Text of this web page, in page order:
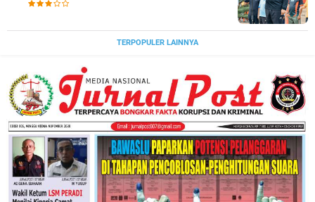
TERPOPULER LAINNYA